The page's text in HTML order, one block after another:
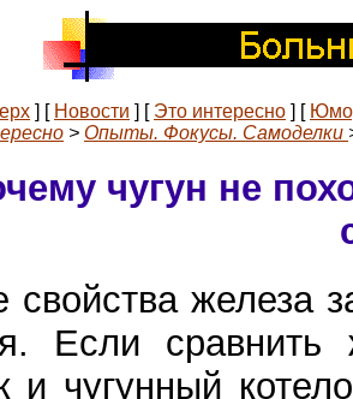
] [ Новости ] [ Это интересно ] [
> Опыты. Фокусы. Самоделки
чугун не
свойства железа
Если сравнить
и чугунный